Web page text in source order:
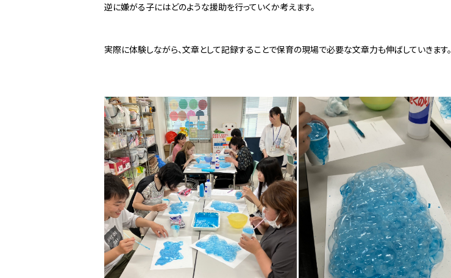
逆に嫌がる子にはどのような援助を行っていくか考えます。
実際に体験しながら、文章として記録することで保育の現場で必要な文章力も伸ばしていきます。